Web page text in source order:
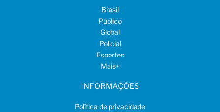
Brasil
Público
Global
Policial
Esportes
Mais+
INFORMAÇÕES
Política de privacidade